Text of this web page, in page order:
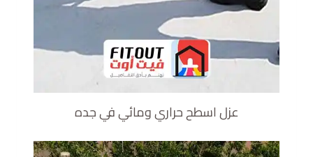
عزل اسطح حراري ومائي في جده